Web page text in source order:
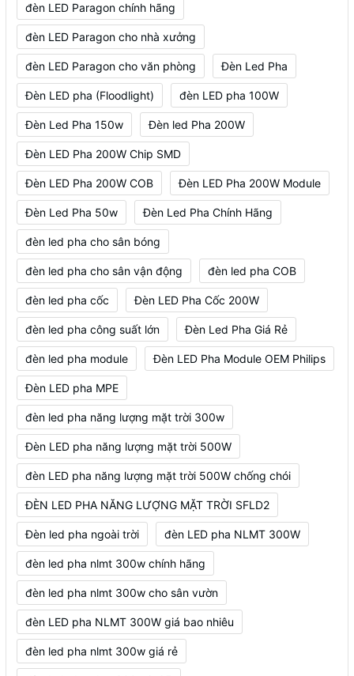
đèn LED Paragon chính hãng
đèn LED Paragon cho nhà xưởng
đèn LED Paragon cho văn phòng Đèn Led Pha
Đèn LED pha (Floodlight) đèn LED pha 100W
Đèn Led Pha 150w Đèn led Pha 200W
Đèn LED Pha 200W Chip SMD
Đèn LED Pha 200W COB Đèn LED Pha 200W Module
Đèn Led Pha 50w Đèn Led Pha Chính Hãng
đèn led pha cho sân bóng
đèn led pha cho sân vận động đèn led pha COB
đèn led pha cốc Đèn LED Pha Cốc 200W
đèn led pha công suất lớn Đèn Led Pha Giá Rẻ
đèn led pha module Đèn LED Pha Module OEM Philips
Đèn LED pha MPE
đèn led pha năng lượng mặt trời 300w
Đèn LED pha năng lượng mặt trời 500W
đèn LED pha năng lượng mặt trời 500W chống chói
ĐÈN LED PHA NĂNG LƯỢNG MẶT TRỜI SFLD2
Đèn led pha ngoài trời đèn LED pha NLMT 300W
đèn led pha nlmt 300w chính hãng
đèn led pha nlmt 300w cho sân vườn
đèn LED pha NLMT 300W giá bao nhiêu
đèn led pha nlmt 300w giá rẻ